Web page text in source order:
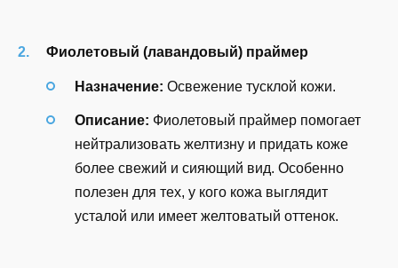
Фиолетовый (лавандовый) праймер
Назначение: Освежение тусклой кожи.
Описание: Фиолетовый праймер помогает
нейтрализовать желтизну и придать коже
более свежий и сияющий вид. Особенно
полезен для тех, у кого кожа выглядит
усталой или имеет желтоватый оттенок.